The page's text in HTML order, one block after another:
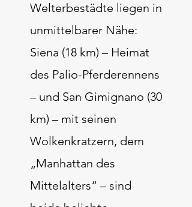
Welterbestädte liegen in
unmittelbarer Nähe:
Siena (18 km) – Heimat
des Palio-Pferderennens
– und San Gimignano (30
km) – mit seinen
Wolkenkratzern, dem
„Manhattan des
Mittelalters“ – sind